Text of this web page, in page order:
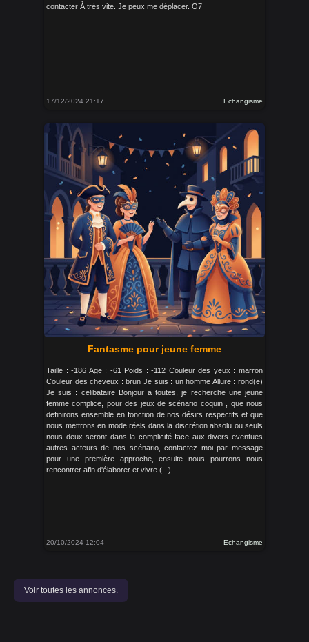
contacter À très vite. Je peux me déplacer. O7
17/12/2024 21:17 Echangisme
Fantasme pour jeune femme
Taille : -186 Age : -61 Poids : -112 Couleur des yeux : marron
Couleur des cheveux : brun Je suis : un homme Allure : rond(e)
Je suis : celibataire Bonjour a toutes, je recherche une jeune
femme complice, pour des jeux de scénario coquin , que nous
definirons ensemble en fonction de nos désirs respectifs et que
nous mettrons en mode réels dans la discrétion absolu ou seuls
nous deux seront dans la complicité face aux divers eventues
autres acteurs de nos scénario, contactez moi par message
pour une première approche, ensuite nous pourrons nous
rencontrer afin d'élaborer et vivre (...)
20/10/2024 12:04 Echangisme
Voir toutes les annonces.